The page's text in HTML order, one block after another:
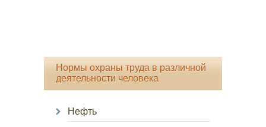
Нормы охраны труда в различной
деятельности человека
Нефть